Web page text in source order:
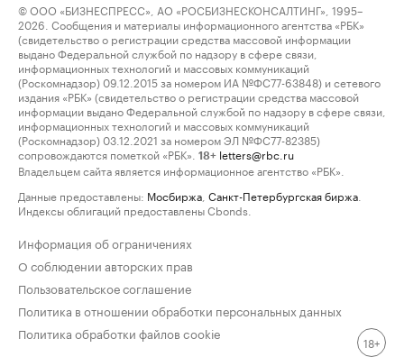
© ООО «БИЗНЕСПРЕСС», АО «РОСБИЗНЕСКОНСАЛТИНГ», 1995–
2026. Сообщения и материалы информационного агентства «РБК»
(свидетельство о регистрации средства массовой информации
выдано Федеральной службой по надзору в сфере связи,
информационных технологий и массовых коммуникаций
(Роскомнадзор) 09.12.2015 за номером ИА №ФС77-63848) и сетевого
издания «РБК» (свидетельство о регистрации средства массовой
информации выдано Федеральной службой по надзору в сфере связи,
информационных технологий и массовых коммуникаций
(Роскомнадзор) 03.12.2021 за номером ЭЛ №ФС77-82385)
сопровождаются пометкой «РБК».
18+ letters@rbc.ru
Владельцем сайта является информационное агентство «РБК».
Данные предоставлены: Мосбиржа Санкт-Петербургская биржа
Индексы облигаций предоставлены Cbonds.
Информация об ограничениях
О соблюдении авторских прав
Пользовательское соглашение
Политика в отношении обработки персональных данных
Политика обработки файлов cookie
18+